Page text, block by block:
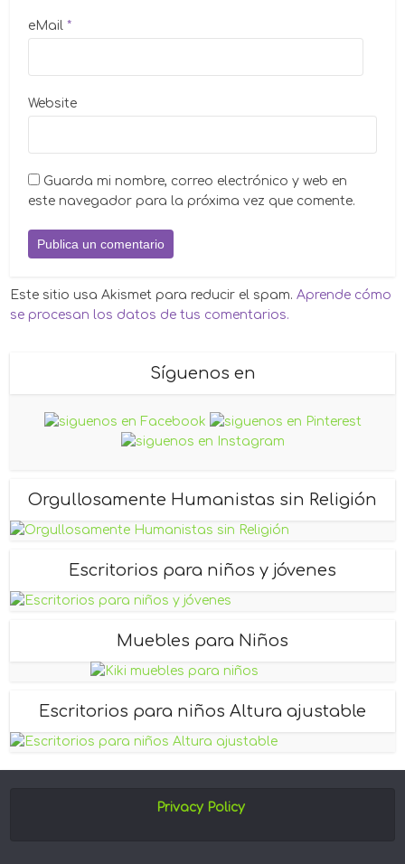
eMail *
Website
Guarda mi nombre, correo electrónico y web en
este navegador para la próxima vez que comente.
Este sitio usa Akismet para reducir el spam.Aprende cómo
se procesan los datos de tus comentarios.
Síguenos en
Orgullosamente Humanistas sin Religión
Escritorios para niños y jóvenes
Muebles para Niños
Escritorios para niños Altura ajustable
Privacy Policy